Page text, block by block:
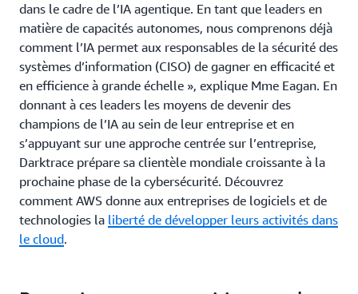
dans le cadre de l’IA agentique. En tant que leaders en
matière de capacités autonomes, nous comprenons déjà
comment l’IA permet aux responsables de la sécurité des
systèmes d’information (CISO) de gagner en efficacité et
en efficience à grande échelle », explique Mme Eagan. En
donnant à ces leaders les moyens de devenir des
champions de l’IA au sein de leur entreprise et en
s’appuyant sur une approche centrée sur l’entreprise,
Darktrace prépare sa clientèle mondiale croissante à la
prochaine phase de la cybersécurité. Découvrez
comment AWS donne aux entreprises de logiciels et de
technologies la liberté de développer leurs activités dans
le cloud.